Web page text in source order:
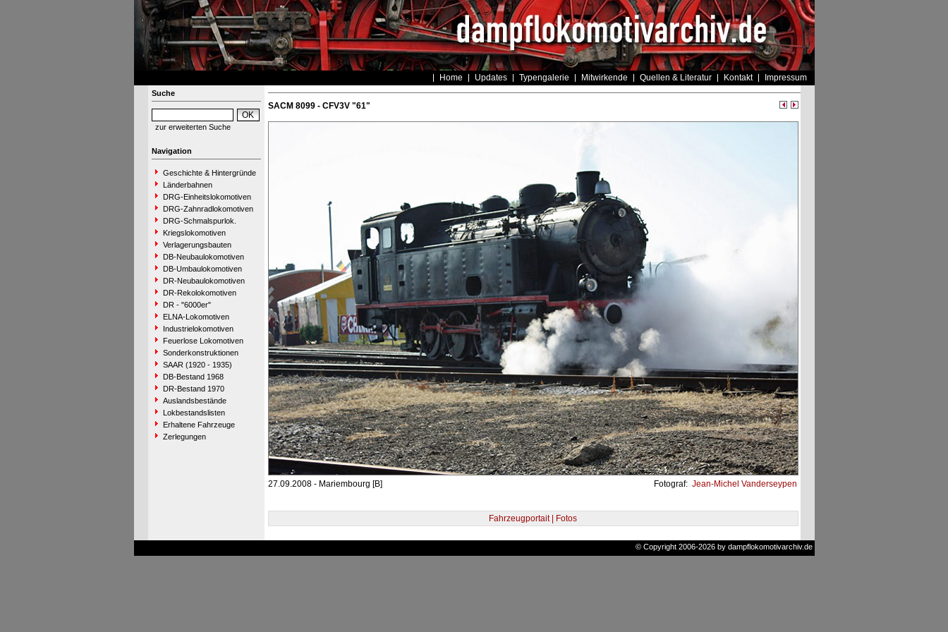
Home Updates Typengalerie Mitwirkende Quellen & Literatur Kontakt Impressum
Suche
zur erweiterten Suche
Navigation
Geschichte & Hintergründe
Länderbahnen
DRG-Einheitslokomotiven
DRG-Zahnradlokomotiven
DRG-Schmalspurlok.
Kriegslokomotiven
Verlagerungsbauten
DB-Neubaulokomotiven
DB-Umbaulokomotiven
DR-Neubaulokomotiven
DR-Rekolokomotiven
DR - "6000er"
ELNA-Lokomotiven
Industrielokomotiven
Feuerlose Lokomotiven
Sonderkonstruktionen
SAAR (1920 - 1935)
DB-Bestand 1968
DR-Bestand 1970
Auslandsbestände
Lokbestandslisten
Erhaltene Fahrzeuge
Zerlegungen
SACM 8099 - CFV3V "61"
27.09.2008 - Mariembourg [B] Fotograf: Jean-Michel Vanderseypen
Fahrzeugportait | Fotos
© Copyright 2006-2026 by dampflokomotivarchiv.de